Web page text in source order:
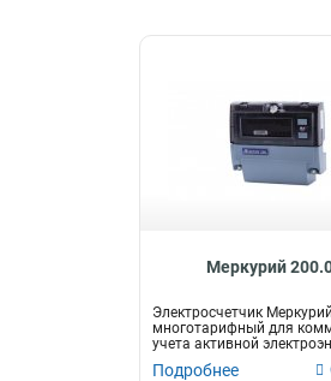
Меркурий
Электросчетчик
многотарифный для
учета активной
Подробнее